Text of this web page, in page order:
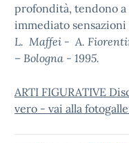
profondità, tendono
immediato
L. Maffei - A.
– Bologna - 1995.
ARTI FIGURATIVE
vero - vai alla